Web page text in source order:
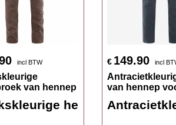
van pure hennep
incl BTW
van hennep
herenbroek van
€ 149.90 incl
van hennep